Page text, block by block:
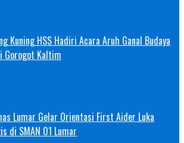
Kuning HSS Hadiri Acara Aruh Ganal Budaya
Gorogot Kaltim
Lumar Gelar Orientasi First Aider Luka
di SMAN 01 Lumar